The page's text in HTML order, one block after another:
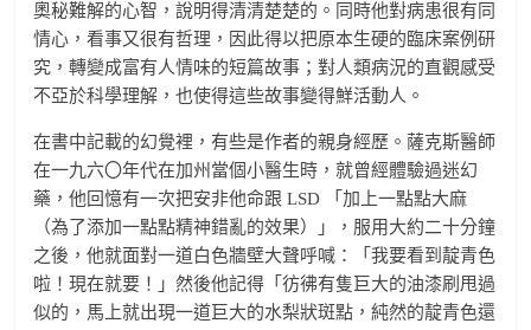
奧秘難解的心智，說明得清清楚楚的。同時他對病患很有同
情心，看事又很有哲理，因此得以把原本生硬的臨床案例研
究，轉變成富有人情味的短篇故事；對人類病況的直觀感受
不亞於科學理解，也使得這些故事變得鮮活動人。
在書中記載的幻覺裡，有些是作者的親身經歷。薩克斯醫師
在一九六〇年代在加州當個小醫生時，就曾經體驗過迷幻
藥，他回憶有一次把安非他命跟 LSD 「加上一點點大麻
（為了添加一點點精神錯亂的效果）」，服用大約二十分鐘
之後，他就面對一道白色牆壁大聲呼喊：「我要看到靛青色
啦！現在就要！」然後他記得「彷彿有隻巨大的油漆刷甩過
似的，馬上就出現一道巨大的水梨狀斑點，純然的靛青色還